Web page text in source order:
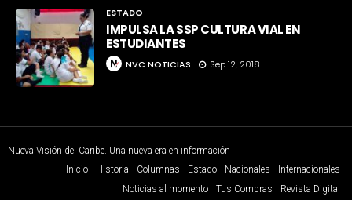
ESTADO
IMPULSA LA SSP CULTURA VIAL EN
ESTUDIANTES
NVC NOTICIAS Sep 12, 2018
Nueva Visión del Caribe. Una nueva era en información
Inicio
Historia Columnas Estado Nacionales
Internacionales
Noticias al momento
Tus Compras Revista Digital